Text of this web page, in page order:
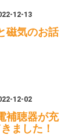
12-13
磁気のお話
12-02
補聴器が充
ました！